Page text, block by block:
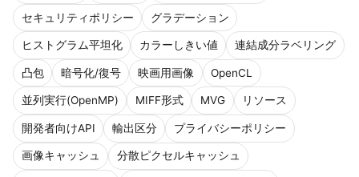
セキュリティポリシー グラデーション
ヒストグラム平坦化 カラーしきい値 連結成分ラベリング
凸包 暗号化/復号 映画用画像 OpenCL
並列実行(OpenMP) MIFF形式 MVG リソース
開発者向けAPI 輸出区分 プライバシーポリシー
画像キャッシュ 分散ピクセルキャッシュ